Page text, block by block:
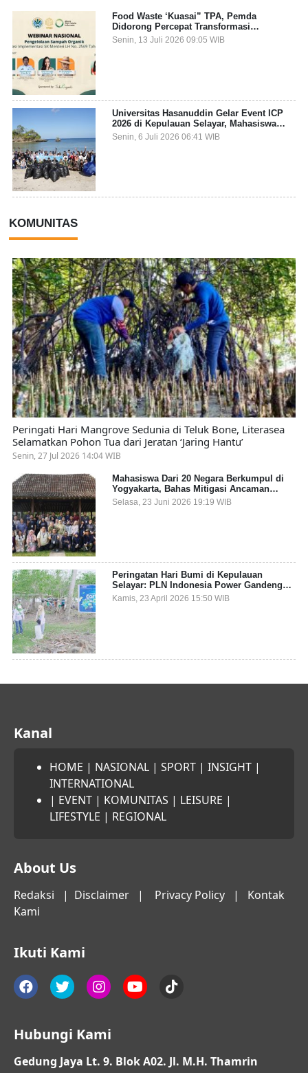
Food Waste ‘Kuasai” TPA, Pemda
Didorong Percepat Transformasi
Pengelolaan Sampah Organik dari Sumber
Senin, 13 Juli 2026 09:05 WIB
Universitas Hasanuddin Gelar Event ICP
2026 di Kepulauan Selayar, Mahasiswa
dari 27 Negara Jadi Partisipan
Senin, 6 Juli 2026 06:41 WIB
KOMUNITAS
Peringati Hari Mangrove Sedunia di Teluk Bone, Literasea
Selamatkan Pohon Tua dari Jeratan ‘Jaring Hantu’
Senin, 27 Jul 2026 14:04 WIB
Mahasiswa Dari 20 Negara Berkumpul di
Yogyakarta, Bahas Mitigasi Ancaman
Kesehatan Global
Selasa, 23 Juni 2026 19:19 WIB
Peringatan Hari Bumi di Kepulauan
Selayar: PLN Indonesia Power Gandeng
Pemda dan Komunitas, Giatkan Restorasi
Mangrove
Kamis, 23 April 2026 15:50 WIB
Kanal
HOME | NASIONAL | SPORT | INSIGHT |
INTERNATIONAL
| EVENT | KOMUNITAS | LEISURE |
LIFESTYLE | REGIONAL
About Us
Redaksi | Disclaimer | Privacy Policy | Kontak
Kami
Ikuti Kami
Hubungi Kami
Gedung Jaya Lt. 9. Blok A02. Jl. M.H. Thamrin